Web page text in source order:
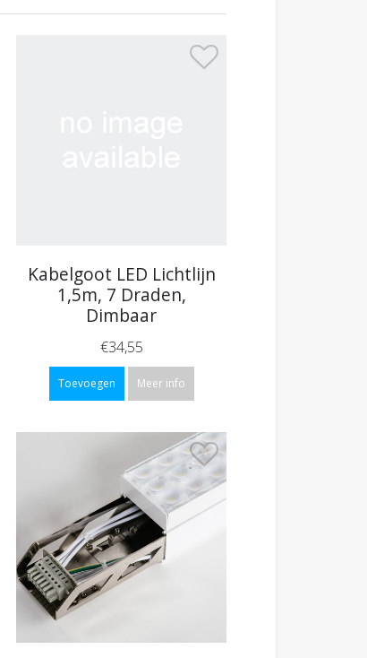
Kabelgoot LED Lichtlijn
1,5m, 7 Draden,
Dimbaar
€34,55
Toevoegen Meer info